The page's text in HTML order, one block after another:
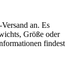
an. Es
Größe oder
findest